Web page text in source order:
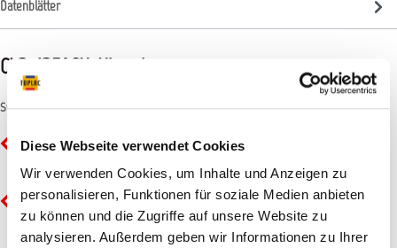
Diese Webseite verwendet Cookies
Wir verwenden Cookies, um Inhalte und Anzeigen zu
personalisieren, Funktionen für soziale Medien anbieten
zu können und die Zugriffe auf unsere Website zu
analysieren. Außerdem geben wir Informationen zu Ihrer
Datenblätter
CLP-/REACH-Hinweise
Symbole
GHS02 - Flamme: Entzündbar
GHS07 - Ausrufezeichen: Gesundheitsgefahr